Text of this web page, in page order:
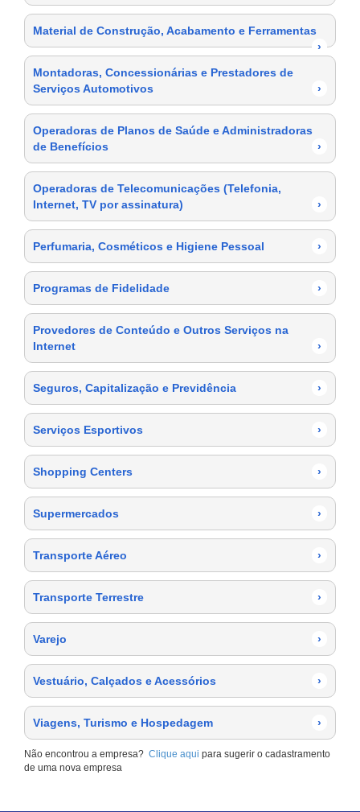
Material de Construção, Acabamento e Ferramentas
›
Montadoras, Concessionárias e Prestadores de
Serviços Automotivos
›
Operadoras de Planos de Saúde e Administradoras
de Benefícios
›
Operadoras de Telecomunicações (Telefonia,
Internet, TV por assinatura)
›
Perfumaria, Cosméticos e Higiene Pessoal ›
Programas de Fidelidade ›
Provedores de Conteúdo e Outros Serviços na
Internet
›
Seguros, Capitalização e Previdência ›
Serviços Esportivos ›
Shopping Centers ›
Supermercados ›
Transporte Aéreo ›
Transporte Terrestre ›
Varejo ›
Vestuário, Calçados e Acessórios ›
Viagens, Turismo e Hospedagem ›
Não encontrou a empresa? Clique aqui para sugerir o cadastramento
de uma nova empresa